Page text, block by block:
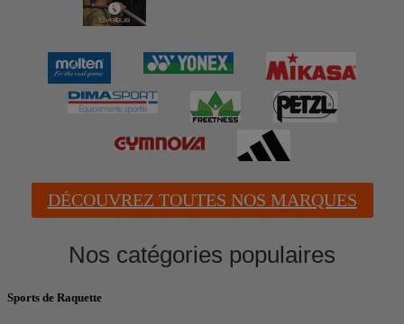
DÉCOUVREZ TOUTES NOS MARQUES
Nos catégories populaires
Sports de Raquette